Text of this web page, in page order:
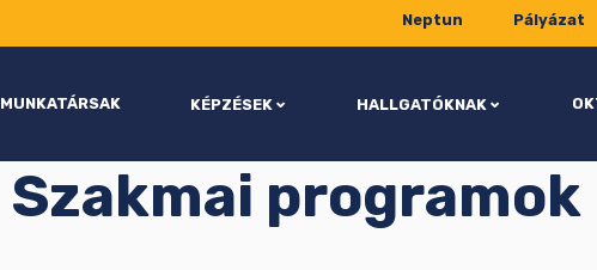
Neptun Pályázat
MUNKATÁRSAK KÉPZÉSEK HALLGATÓKNAK
Szakmai programok